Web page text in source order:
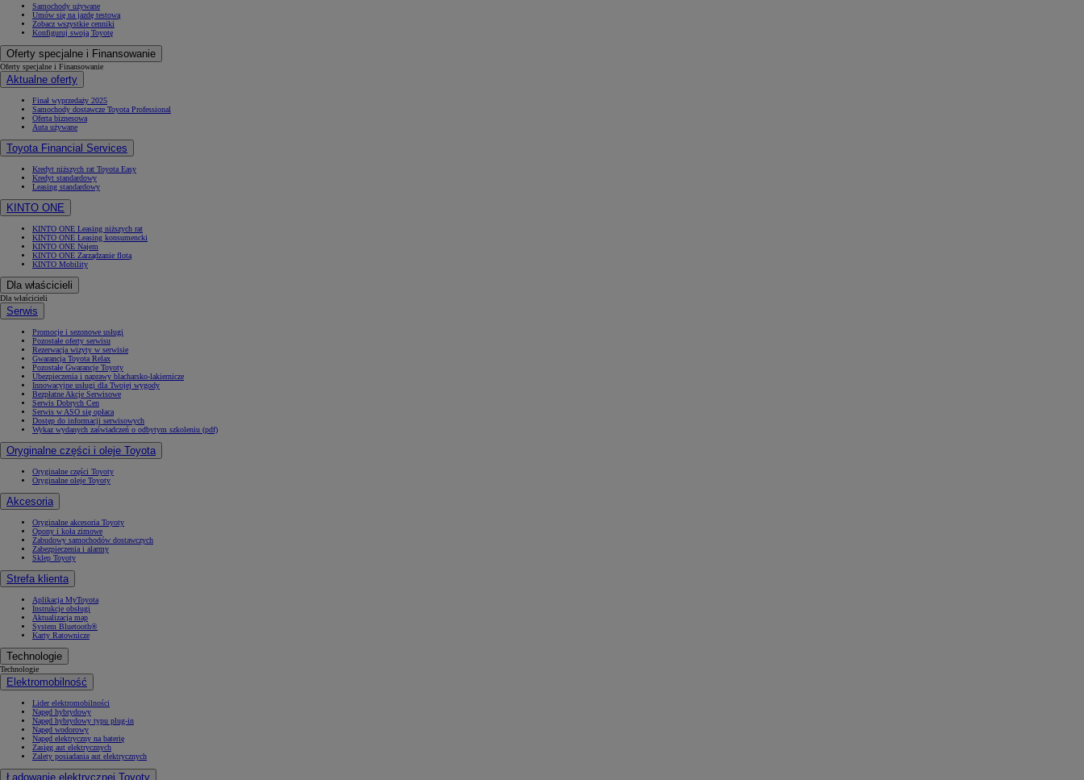
Od105 300 zł
Corolla Hatchback
HYBRID
Samochody używane
Umów się na jazdę testową
Zobacz wszystkie cenniki
Konfiguruj swoją Toyotę
Oferty specjalne i Finansowanie
Oferty specjalne i Finansowanie
Aktualne oferty
Finał wyprzedaży 2025
Samochody dostawcze Toyota Professional
Oferta biznesowa
Auta używane
Toyota Financial Services
Kredyt niższych rat Toyota Easy
Kredyt standardowy
Leasing standardowy
KINTO ONE
KINTO ONE Leasing niższych rat
KINTO ONE Leasing konsumencki
KINTO ONE Najem
KINTO ONE Zarządzanie flotą
KINTO Mobility
Dla właścicieli
Dla właścicieli
Serwis
Promocje i sezonowe usługi
Pozostałe oferty serwisu
Rezerwacja wizyty w serwisie
Gwarancja Toyota Relax
Pozostałe Gwarancje Toyoty
Ubezpieczenia i naprawy blacharsko-lakiernicze
Innowacyjne usługi dla Twojej wygody
Bezpłatne Akcje Serwisowe
Serwis Dobrych Cen
Serwis w ASO się opłaca
Dostęp do informacji serwisowych
Wykaz wydanych zaświadczeń o odbytym szkoleniu (pdf)
Oryginalne części i oleje Toyota
Oryginalne części Toyoty
Oryginalne oleje Toyoty
Akcesoria
Oryginalne akcesoria Toyoty
Opony i koła zimowe
Zabudowy samochodów dostawczych
Zabezpieczenia i alarmy
Sklep Toyoty
Strefa klienta
Aplikacja MyToyota
Instrukcje obsługi
Aktualizacja map
System Bluetooth®
Karty Ratownicze
Technologie
Technologie
Elektromobilność
Lider elektromobilności
Napęd hybrydowy
Napęd hybrydowy typu plug-in
Napęd wodorowy
Napęd elektryczny na baterię
Zasięg aut elektrycznych
Zalety posiadania aut elektrycznych
Ładowanie elektrycznej Toyoty